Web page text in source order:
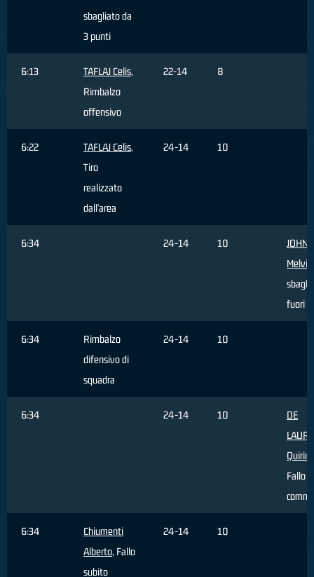
sbagliato da
3 punti
6:13 TAFLAJ Celis,
Rimbalzo
offensivo
22-14 8
6:22 TAFLAJ Celis,
Tiro
realizzato
dall'area
24-14 10
6:34 24-14 10
Melvin
fuori
6:34
Rimbalzo
difensivo di
squadra
24-14 10
6:34 24-14 10
DE
Quirino
Fallo
6:34
Chiumenti
Alberto, Fallo
subito
24-14 10